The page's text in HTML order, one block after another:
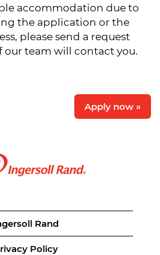
accommodation due to
the application or the
please send a request
our team will contact you.
Apply now »
Rand
Policy